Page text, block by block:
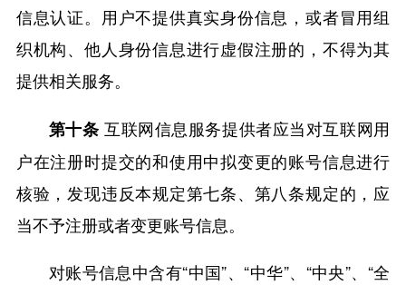
信息认证。用户不提供真实身份信息，或者冒用组
织机构、他人身份信息进行虚假注册的，不得为其
提供相关服务。
第十条 互联网信息服务提供者应当对互联网用
户在注册时提交的和使用中拟变更的账号信息进行
核验，发现违反本规定第七条、第八条规定的，应
当不予注册或者变更账号信息。
对账号信息中含有“中国”、“中华”、“中央”、“全